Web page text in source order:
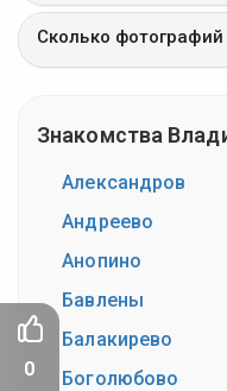
Сколько
Знакомства
Александров
Андреево
Анопино
Бавлены
Балакирево
Боголюбово
0